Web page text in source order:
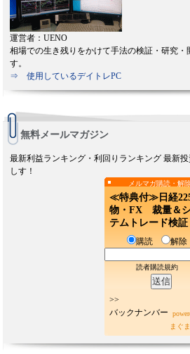
運営者：UENO
相場での生き残りをかけて手法の検証・研究・
す。
⇒ 使用しているデイトレPC
無料メールマガジン
最新利益ランキング・利回りランキング 最新
しす！
メルマガ購読・解
≪特典付≫日経
物・FX 裁量＆
テムトレード検証
購読 解除
読者購読規約
>>
バックナンバー
まぐ